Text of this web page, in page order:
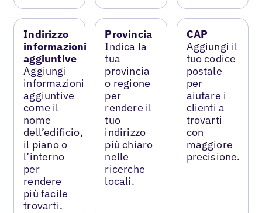
Indirizzo
informazioni
aggiuntive
Aggiungi
informazioni
aggiuntive
come il
nome
dell’edificio,
il piano o
l’interno
per
rendere
più facile
trovarti.
Provincia
Indica la
tua
provincia
o regione
per
rendere il
tuo
indirizzo
più chiaro
nelle
ricerche
locali.
CAP
Aggiungi il
tuo codice
postale
per
aiutare i
clienti a
trovarti
con
maggiore
precisione.